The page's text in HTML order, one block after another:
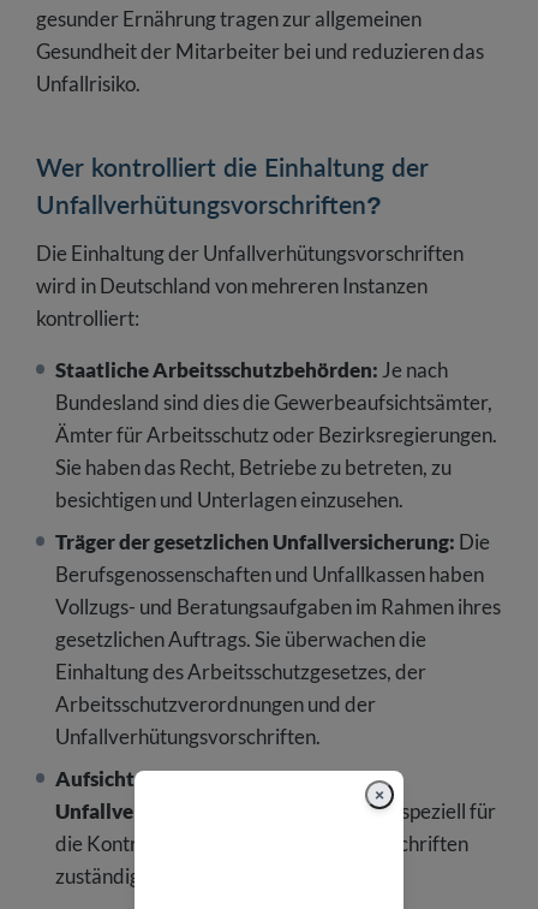
gesunder Ernährung tragen zur allgemeinen
Gesundheit der Mitarbeiter bei und reduzieren das
Unfallrisiko.
Wer kontrolliert die Einhaltung der
Unfallverhütungsvorschriften?
Die Einhaltung der Unfallverhütungsvorschriften
wird in Deutschland von mehreren Instanzen
kontrolliert:
Staatliche Arbeitsschutzbehörden: Je nach
Bundesland sind dies die Gewerbeaufsichtsämter,
Ämter für Arbeitsschutz oder Bezirksregierungen.
Sie haben das Recht, Betriebe zu betreten, zu
besichtigen und Unterlagen einzusehen.
Träger der gesetzlichen Unfallversicherung: Die
Berufsgenossenschaften und Unfallkassen haben
Vollzugs- und Beratungsaufgaben im Rahmen ihres
gesetzlichen Auftrags. Sie überwachen die
Einhaltung des Arbeitsschutzgesetzes, der
Arbeitsschutzverordnungen und der
Unfallverhütungsvorschriften.
Aufsichtspersonen der
Unfallversicherungsträger:
Diese sind speziell für
die Kontrolle der Unfallverhütungsvorschriften
zuständig.
×